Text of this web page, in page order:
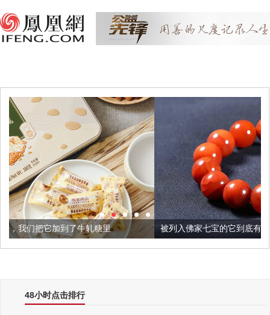
轧糖里 被列入佛家七宝的它到底有多美？
48小时点击排行